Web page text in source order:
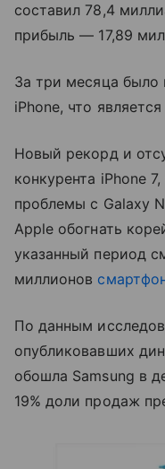
составил 78,4
прибыль — 17,89
За три месяца было
iPhone, что
Новый рекорд и
конкурента iPhone
проблемы с Galaxy
Apple обогнать
указанный период
миллионов
По данным
опубликовавших
обошла Samsung в
19% доли продаж